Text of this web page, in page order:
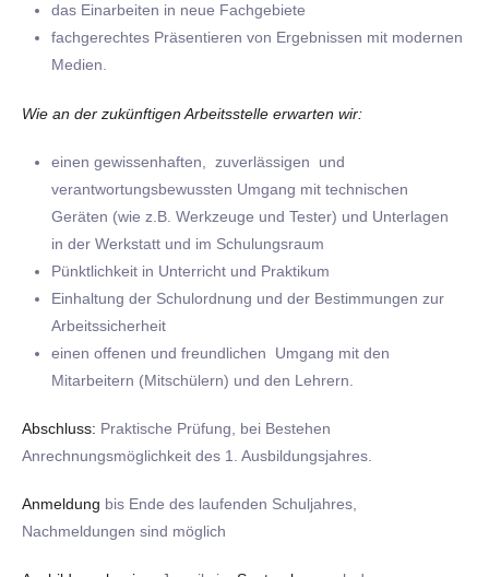
das Einarbeiten in neue Fachgebiete
fachgerechtes Präsentieren von Ergebnissen mit modernen
Medien.
Wie an der zukünftigen Arbeitsstelle erwarten wir:
einen gewissenhaften, zuverlässigen und
verantwortungsbewussten Umgang mit technischen
Geräten (wie z.B. Werkzeuge und Tester) und Unterlagen
in der Werkstatt und im Schulungsraum
Pünktlichkeit in Unterricht und Praktikum
Einhaltung der Schulordnung und der Bestimmungen zur
Arbeitssicherheit
einen offenen und freundlichen Umgang mit den
Mitarbeitern (Mitschülern) und den Lehrern.
Abschluss: Praktische Prüfung, bei Bestehen
Anrechnungsmöglichkeit des 1. Ausbildungsjahres.
Anmeldung bis Ende des laufenden Schuljahres,
Nachmeldungen sind möglich